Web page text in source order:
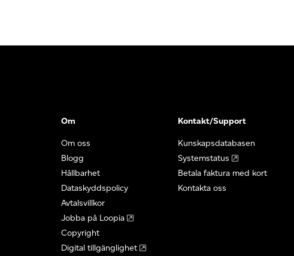
Om
Om oss
Blogg
Hållbarhet
Dataskyddspolicy
Avtalsvillkor
Jobba på Loopia
Copyright
Digital tillgänglighet
Kontakt/Support
Kunskapsdatabasen
Systemstatus
Betala faktura med kort
Kontakta oss